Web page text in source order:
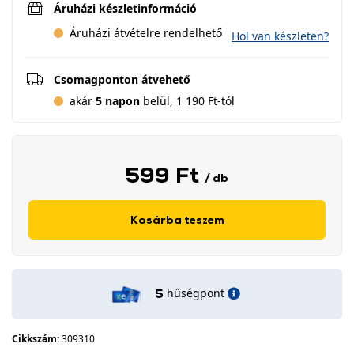
Áruházi készletinformáció
Áruházi átvételre rendelhető
Hol van készleten?
Csomagponton átvehető
akár 5 napon belül, 1 190 Ft-tól
599 Ft / db
Kosárba teszem
5 hűségpont
Cikkszám:309310